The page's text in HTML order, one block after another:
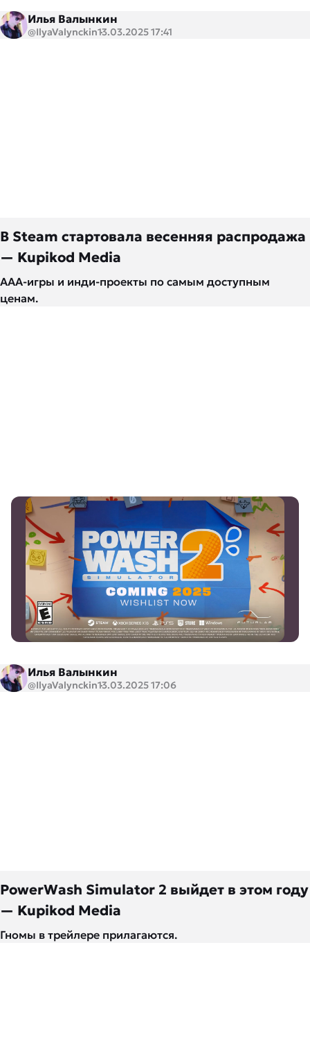
В Steam стартовала весенняя распродажа
— Kupikod Media
AAA-игры и инди-проекты по самым доступным
ценам.
Илья Валынкин
@IlyaValynckin13.03.2025 17:41
PowerWash Simulator 2 выйдет в этом году
— Kupikod Media
Гномы в трейлере прилагаются.
Илья Валынкин
@IlyaValynckin13.03.2025 17:06